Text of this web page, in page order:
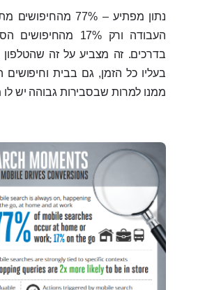
נתון מפתיע – 77%
העבודה ורק 17%
בדרכים. זה מצביע על זה שהטלפון
בעליו כל הזמן, גם בבית
ממנו למרות שבסבירות גבוהה יש לו